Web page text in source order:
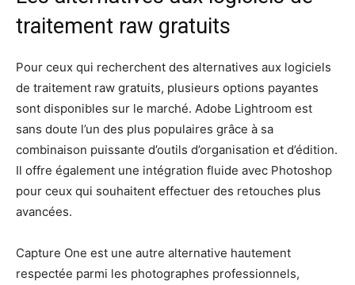
traitement raw gratuits
Pour ceux qui recherchent des alternatives aux logiciels
de traitement raw gratuits, plusieurs options payantes
sont disponibles sur le marché. Adobe Lightroom est
sans doute l’un des plus populaires grâce à sa
combinaison puissante d’outils d’organisation et d’édition.
Il offre également une intégration fluide avec Photoshop
pour ceux qui souhaitent effectuer des retouches plus
avancées.
Capture One est une autre alternative hautement
respectée parmi les photographes professionnels,